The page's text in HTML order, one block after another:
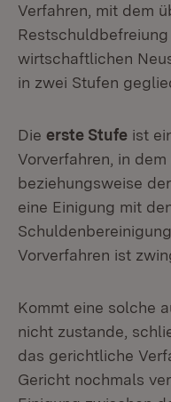
Verfahren, mit dem
wirtschaftlichen
in zwei Stufen
Die erste Stufe ist
Vorverfahren, in
beziehungsweise
eine Einigung mit
Vorverfahren ist
Kommt eine solche
nicht zustande,
das gerichtliche
Gericht nochmals